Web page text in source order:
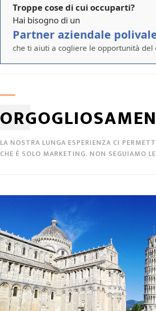
Troppe cose di cui occuparti?
Hai bisogno di un
Partner aziendale
che ti aiuti a cogliere le opportunità
LA NOSTRA LUNGA ESPERIENZA CI
CHE È SOLO MARKETING. NON SEGUIAMO